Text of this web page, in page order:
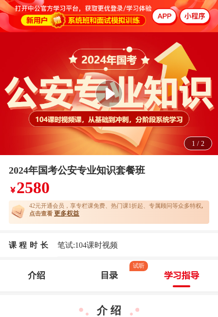
1 / 2
2024年国考公安专业知识套餐班
￥2580
42元开通会员，享专栏课免费、热门课1折起、专属顾问等众多特权,
点击查看 更多权益
课程时长 笔试:104课时视频
介绍 目录
试听
学习指导
介 绍